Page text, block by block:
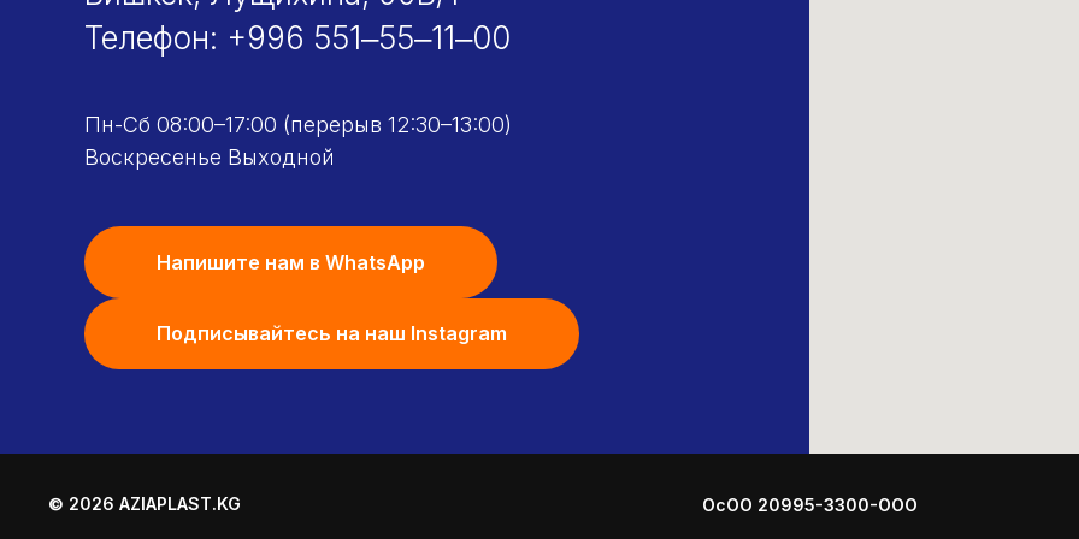
Телефон: +996 551‒55‒11‒00
Пн-Сб 08:00–17:00 (перерыв 12:30–13:00)
Воскресенье Выходной
Напишите нам в WhatsApp
Подписывайтесь на наш Instagram
© 2026 AZIAPLAST.KG ОсОО 20995-3300-ООО